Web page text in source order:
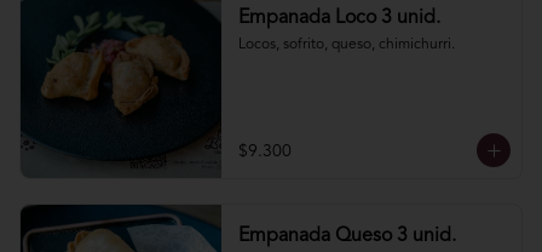
Empanada Loco 3 unid.
Locos, sofrito, queso, chimichurri.
$9.300
Empanada Queso 3 unid.